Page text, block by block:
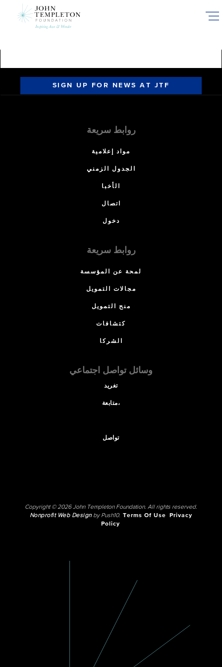
SIGN UP FOR NEWS AT JTF
روابط سريعة
مواد إعلامية
الجدول الزمني
الأخبا
اتصال
دخول
روابط سريعة
لمحة عن المؤسسة
مجالات التمويل
منح التمويل
كتشافات
الشركا
وسائل تواصل اجتماعي
تغريد
متابعة،
تواصل
Copyright © 2026 John Templeton Foundation. All rights reserved.
Nonprofit Web Designby Push10. Terms Of Use
Privacy
Policy